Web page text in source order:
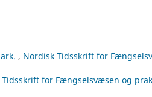
, Nordisk Tidsskrift for
Tidsskrift for Fængselsvæsen og